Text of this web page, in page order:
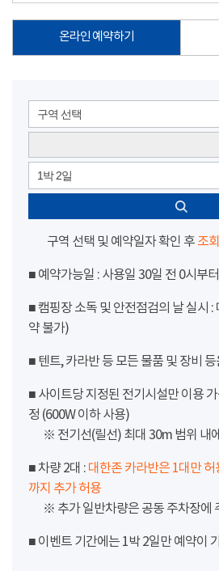
온라인 예약하기
구역 선택
1박 2일
구역 선택 및 예약일자 확인 후 조
■ 예약가능일 : 사용일 30일 전 0시부
■ 캠핑장 소독 및 안전점검의 날 실시 :
약 불가)
■ 텐트, 카라반 등 모든 물품 및 장비
■ 사이트당 지정된 전기시설만 이용 가
정 (600W 이하 사용)
※ 전기선(릴선) 최대 30m 범위 내
■ 차량 2대 : 대한존 카라반은 1대만 허
까지 추가 허용
※ 추가 일반차량은 공동 주차장에
■ 이벤트 기간에는 1박 2일만 예약이